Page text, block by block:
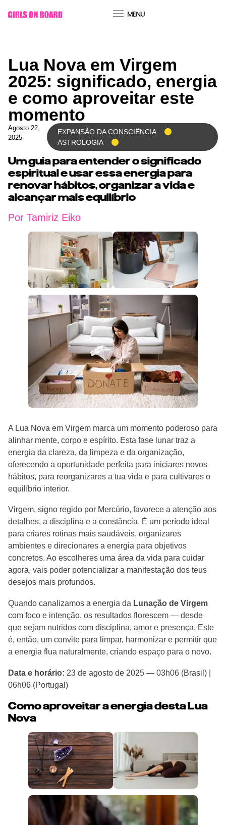
conteúdo
Lua Nova em Virgem
2025: significado, energia
e como aproveitar este
momento
Agosto 22,
2025
EXPANSÃO DA CONSCIÊNCIA
ASTROLOGIA
Um guia para entender o significado
espiritual e usar essa energia para
renovar hábitos, organizar a vida e
alcançar mais equilíbrio
Por Tamiriz Eiko
A Lua Nova em Virgem marca um momento poderoso para
alinhar mente, corpo e espírito. Esta fase lunar traz a
energia da clareza, da limpeza e da organização,
oferecendo a oportunidade perfeita para iniciares novos
hábitos, para reorganizares a tua vida e para cultivares o
equilíbrio interior.
Virgem, signo regido por Mercúrio, favorece a atenção aos
detalhes, a disciplina e a constância. É um período ideal
para criares rotinas mais saudáveis, organizares
ambientes e direcionares a energia para objetivos
concretos. Ao escolheres uma área da vida para cuidar
agora, vais poder potencializar a manifestação dos teus
desejos mais profundos.
Quando canalizamos a energia da Lunação de Virgem
com foco e intenção, os resultados florescem — desde
que sejam nutridos com disciplina, amor e presença. Este
é, então, um convite para limpar, harmonizar e permitir que
a energia flua naturalmente, criando espaço para o novo.
Data e horário: 23 de agosto de 2025 — 03h06 (Brasil) |
06h06 (Portugal)
Como aproveitar a energia desta Lua
Nova